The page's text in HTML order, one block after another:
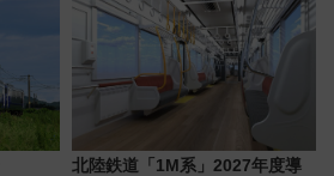
北陸鉄道「1M系」2027年度導